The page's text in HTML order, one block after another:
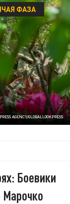
AGENCY/GLOBALLOOKPRESS
ФАЗА
Боевики
Марочко